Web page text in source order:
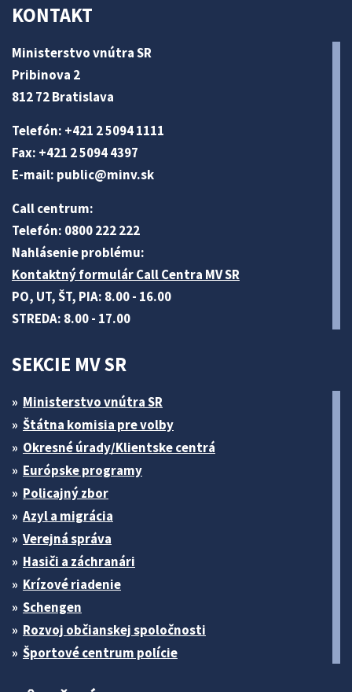
KONTAKT
Ministerstvo vnútra SR
Pribinova 2
812 72 Bratislava
Telefón: +421 2 5094 1111
Fax: +421 2 5094 4397
E-mail: public@minv.sk
Call centrum:
Telefón: 0800 222 222
Nahlásenie problému:
Kontaktný formulár Call Centra MV SR
PO, UT, ŠT, PIA: 8.00 - 16.00
STREDA: 8.00 - 17.00
SEKCIE MV SR
Ministerstvo vnútra SR
Štátna komisia pre volby
Okresné úrady/Klientske centrá
Európske programy
Policajný zbor
Azyl a migrácia
Verejná správa
Hasiči a záchranári
Krízové riadenie
Schengen
Rozvoj občianskej spoločnosti
Športové centrum polície